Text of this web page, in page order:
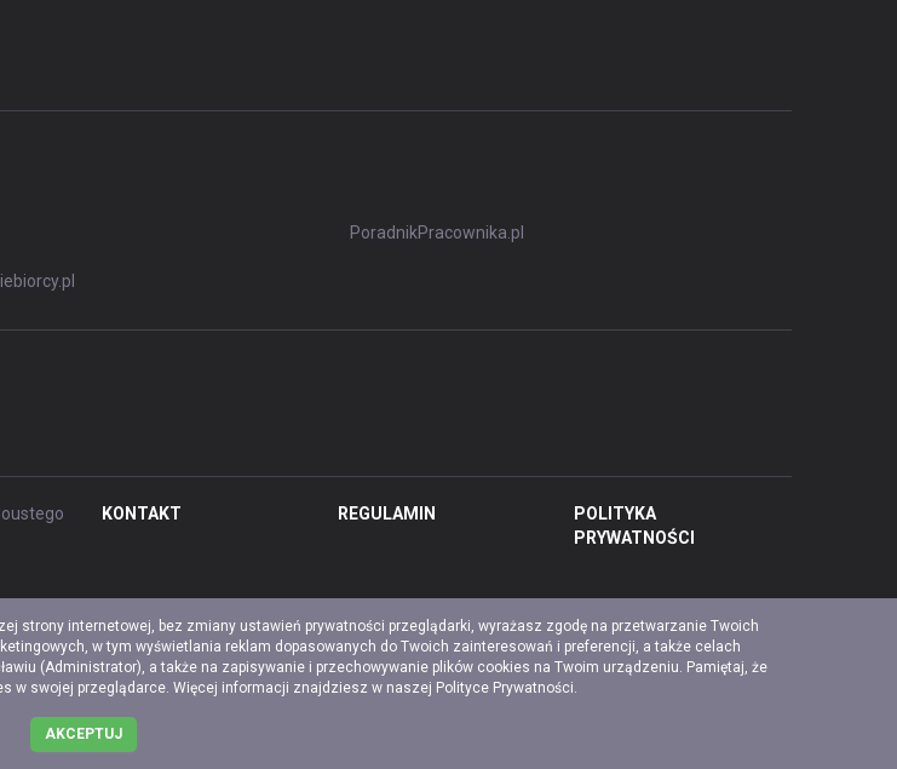
PoradnikPracownika.pl
KONTAKT REGULAMIN
POLITYKA
PRYWATNOŚCI
strony internetowej, bez zmiany ustawień prywatności przeglądarki, wyrażasz zgodę na przetwarzanie Twoich
w tym wyświetlania reklam dopasowanych do Twoich zainteresowań i preferencji, a także celach
(Administrator), a także na zapisywanie i przechowywanie plików cookies na Twoim urządzeniu. Pamiętaj, że
w swojej przeglądarce. Więcej informacji znajdziesz w naszej Polityce Prywatności.
AKCEPTUJ